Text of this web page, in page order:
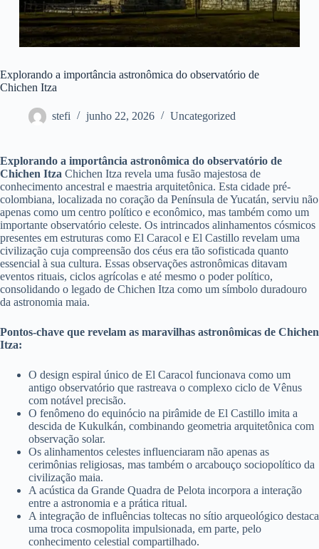
Explorando a importância astronômica do observatório de
Chichen Itza
stefi junho 22, 2026 Uncategorized
Explorando a importância astronômica do observatório de
Chichen Itza Chichen Itza revela uma fusão majestosa de
conhecimento ancestral e maestria arquitetônica. Esta cidade pré-
colombiana, localizada no coração da Península de Yucatán, serviu não
apenas como um centro político e econômico, mas também como um
importante observatório celeste. Os intrincados alinhamentos cósmicos
presentes em estruturas como El Caracol e El Castillo revelam uma
civilização cuja compreensão dos céus era tão sofisticada quanto
essencial à sua cultura. Essas observações astronômicas ditavam
eventos rituais, ciclos agrícolas e até mesmo o poder político,
consolidando o legado de Chichen Itza como um símbolo duradouro
da astronomia maia.
Pontos-chave que revelam as maravilhas astronômicas de Chichen
Itza:
O design espiral único de El Caracol funcionava como um
antigo observatório que rastreava o complexo ciclo de Vênus
com notável precisão.
O fenômeno do equinócio na pirâmide de El Castillo imita a
descida de Kukulkán, combinando geometria arquitetônica com
observação solar.
Os alinhamentos celestes influenciaram não apenas as
cerimônias religiosas, mas também o arcabouço sociopolítico da
civilização maia.
A acústica da Grande Quadra de Pelota incorpora a interação
entre a astronomia e a prática ritual.
A integração de influências toltecas no sítio arqueológico destaca
uma troca cosmopolita impulsionada, em parte, pelo
conhecimento celestial compartilhado.